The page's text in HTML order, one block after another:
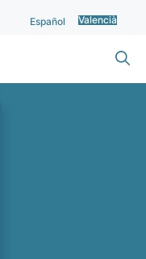
Español Valencià